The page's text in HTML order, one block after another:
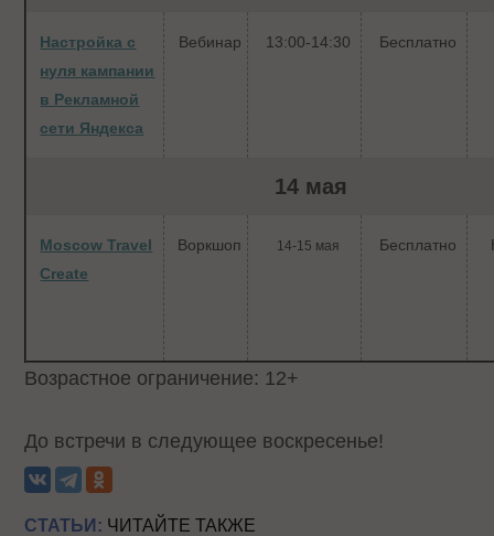
Настройка с
нуля кампании
в Рекламной
сети Яндекса
Вебинар 13:00-14:30 Бесплатно
14 мая
Moscow Travel
Create
Воркшоп 14-15 мая Бесплатно
Возрастное ограничение: 12+
До встречи в следующее воскресенье!
СТАТЬИ: ЧИТАЙТЕ ТАКЖЕ